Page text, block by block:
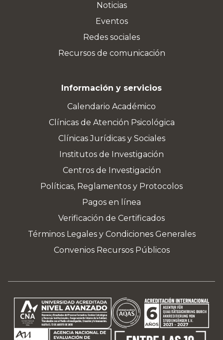
Noticias
Eventos
Redes sociales
Recursos de comunicación
Información y servicios
Calendario Académico
Clínicas de Atención Psicológica
Clínicas Jurídicas y Sociales
Institutos de Investigación
Centros de Investigación
Políticas, Reglamentos y Protocolos
Pagos en línea
Verificación de Certificados
Términos Legales y Condiciones Generales
Convenios Recursos Públicos